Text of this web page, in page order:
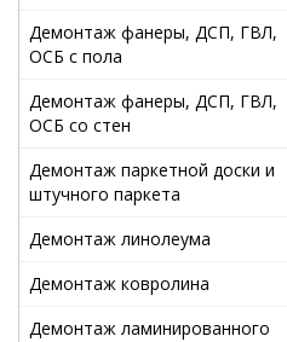
Демонтаж фанеры, ДСП, ГВЛ,
ОСБ с пола
Демонтаж фанеры, ДСП, ГВЛ,
ОСБ со стен
Демонтаж паркетной доски и
штучного паркета
Демонтаж линолеума
Демонтаж ковролина
Демонтаж ламинированного